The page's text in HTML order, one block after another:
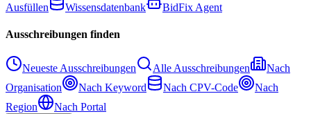
Ausfüllen
Wissensdatenbank BidFix Agent
Ausschreibungen finden
Neueste Ausschreibungen Alle Ausschreibungen
Nach
Organisation
Nach Keyword Nach CPV-Code
Nach
Region
Nach Portal